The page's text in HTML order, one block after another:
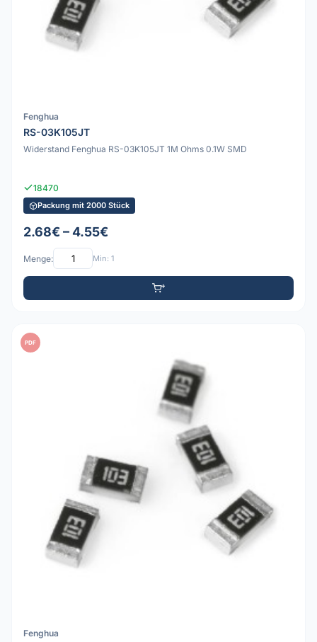
Fenghua
RS-03K105JT
Widerstand Fenghua RS-03K105JT 1M Ohms 0.1W SMD
18470
Packung mit 2000 Stück
2.68€ – 4.55€
Menge: Min: 1
PDF
Fenghua